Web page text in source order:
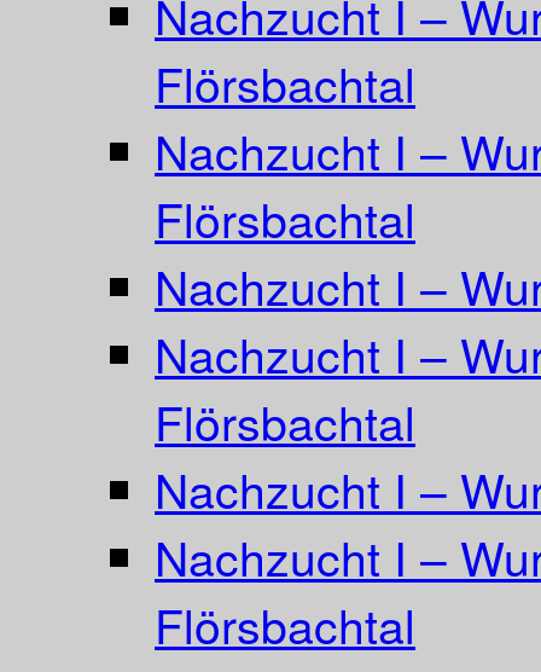
Nachzucht I –
Flörsbachtal
Nachzucht I –
Flörsbachtal
Nachzucht I –
Nachzucht I –
Flörsbachtal
Nachzucht I –
Nachzucht I –
Flörsbachtal